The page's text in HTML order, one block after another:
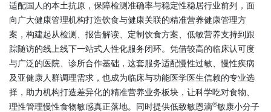
适配国人的本土抗原，保障检测准确率与稳定性稳居行业前列，面
向广大健康管理机构打造饮食与健康关联的精准营养健康管理方
案，构建起从检测、报告解读、定制饮食方案、低敏营养支持到跟
踪随访的线上线下一站式人性化服务闭环。凭借较高的临床认可度
与广泛的医院、诊所合作基础，这套服务适配慢性过敏、慢性疾病
及亚健康人群调理需求，也成为临床与功能医学医生信赖的专业选
择，助力机构打造差异化的精准营养业务板块，让科学吃对食物、
理性管理慢性食物敏感真正落地。同时提供低致敏恩滴®敏康小分子